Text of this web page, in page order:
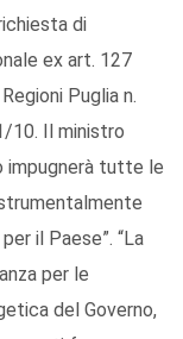
di
ex art. 127
Puglia n.
10. Il ministro
impugnerà tutte le
il Paese”. “La
per le
del Governo,